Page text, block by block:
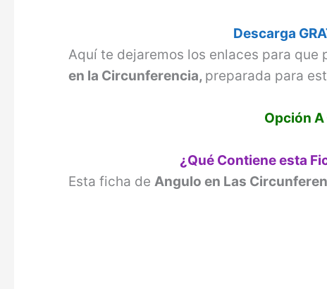
Descarga
Aquí te dejaremos los enlaces para
en la Circunferencia, preparada para
Opción A
¿Qué Contiene esta
Esta ficha deAngulo en Las